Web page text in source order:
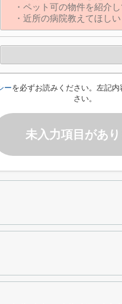
ーを必ずお読みください。左記
さい。
未入力項目があ